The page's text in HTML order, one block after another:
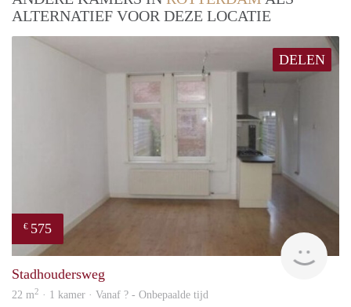
ALTERNATIEF VOOR DEZE LOCATIE
DELEN
€ 575
Stadhoudersweg
22 m2 · 1 kamer · Vanaf ? - Onbepaalde tijd